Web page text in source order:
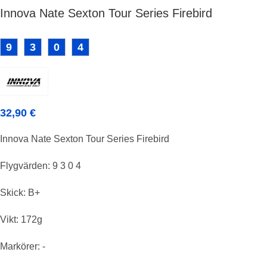
Innova Nate Sexton Tour Series Firebird
9 3 0 4
32,90 €
Innova Nate Sexton Tour Series Firebird
Flygvärden: 9 3 0 4
Skick: B+
Vikt: 172g
Markörer: -